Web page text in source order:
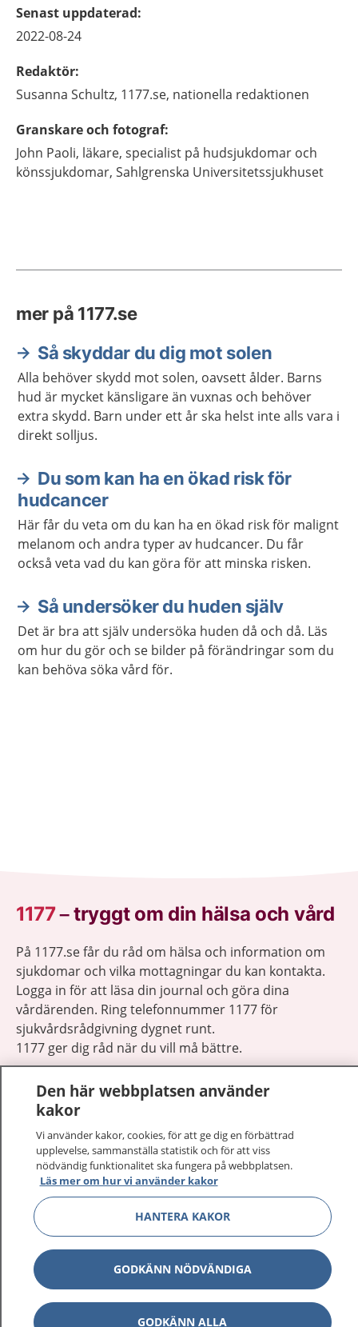
Senast uppdaterad:
2022-08-24
Redaktör:
Susanna Schultz, 1177.se, nationella redaktionen
Granskare och fotograf:
John Paoli, läkare, specialist på hudsjukdomar och
könssjukdomar, Sahlgrenska Universitetssjukhuset
mer på 1177.se
Så skyddar du dig mot solen
Alla behöver skydd mot solen, oavsett ålder. Barns
hud är mycket känsligare än vuxnas och behöver
extra skydd. Barn under ett år ska helst inte alls vara i
direkt solljus.
Du som kan ha en ökad risk för
hudcancer
Här får du veta om du kan ha en ökad risk för malignt
melanom och andra typer av hudcancer. Du får
också veta vad du kan göra för att minska risken.
Så undersöker du huden själv
Det är bra att själv undersöka huden då och då. Läs
om hur du gör och se bilder på förändringar som du
kan behöva söka vård för.
1177–tryggt om din hälsa och vård
På 1177.se får du råd om hälsa och information om
sjukdomar och vilka mottagningar du kan kontakta.
Logga in för att läsa din journal och göra dina
vårdärenden. Ring telefonnummer 1177 för
sjukvårdsrådgivning dygnet runt.
1177 ger dig råd när du vill må bättre.
1177 på flera språk
Om 1177
Kontakt Visa
Den här webbplatsen använder
kakor
Vi använder kakor, cookies, för att ge dig en förbättrad
upplevelse, sammanställa statistik och för att viss
nödvändig funktionalitet ska fungera på webbplatsen.
Läs mer om hur vi använder kakor
HANTERA KAKOR
GODKÄNN NÖDVÄNDIGA
GODKÄNN ALLA